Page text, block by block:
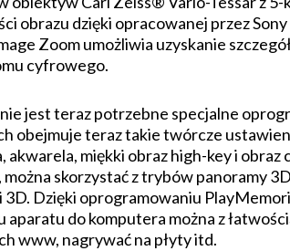
obrazu dzięki opracowanej przez
Zoom umożliwia uzyskanie
cyfrowego.
jest teraz potrzebne specjalne
obejmuje teraz takie twórcze
miękki obraz high-key i obraz
skorzystać z trybów panoramy
Dzięki oprogramowaniu
do komputera można z
www, nagrywać na płyty itd.